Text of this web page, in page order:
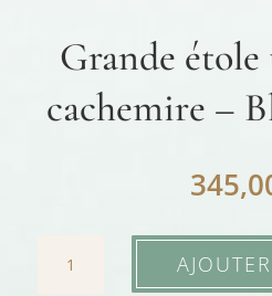
Grande
cachemire –